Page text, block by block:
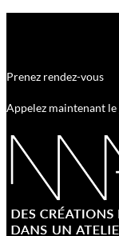
Prenez rendez-vous
Appelez maintenant le